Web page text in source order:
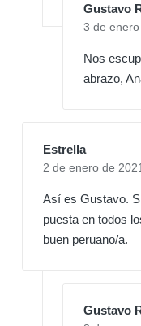
Gustavo
3 de enero
Nos
abrazo,
Estrella
2 de enero de
Así es Gustavo.
puesta en todos
buen peruano/a.
Gustavo